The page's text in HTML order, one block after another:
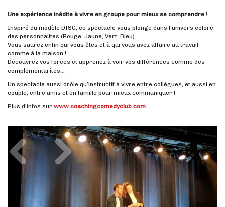
Une expérience inédite à vivre en groupe pour mieux se comprendre !
Inspiré du modèle DISC, ce spectacle vous plonge dans l’univers coloré
des personnalités (Rouge, Jaune, Vert, Bleu).
Vous saurez enfin qui vous êtes et à qui vous avez affaire au travail
comme à la maison !
Découvrez vos forces et apprenez à voir vos différences comme des
complémentarités…
Un spectacle aussi drôle qu’instructif à vivre entre collègues, et aussi en
couple, entre amis et en famille pour mieux communiquer !
Plus d’infos sur www.coachingcomedyclub.com
PrécédentSuivant